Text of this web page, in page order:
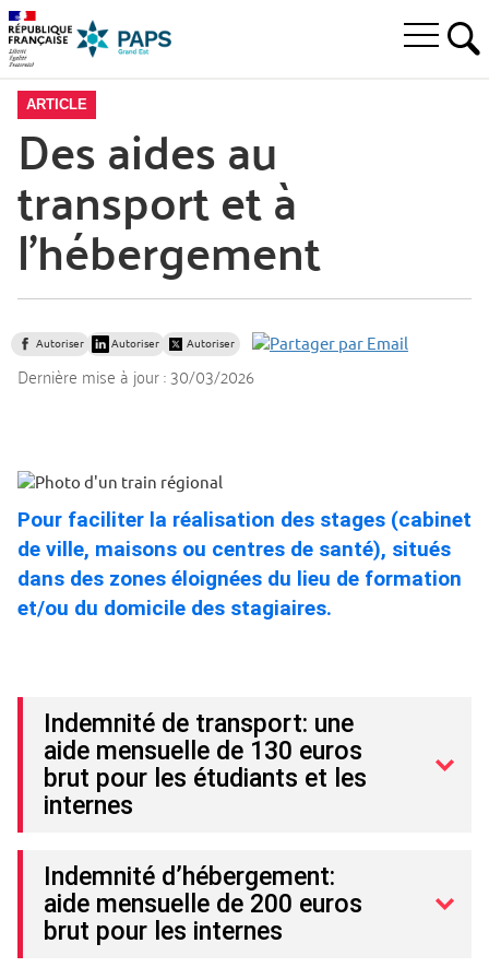
Aller
la
Aller
au
menu
Aller
au
contenu
Ouvrir
ARTICLE
Des aides au
transport et à
l’hébergement
Autoriser Autoriser Autoriser
Dernière mise à jour :30/03/2026
Pour faciliter la réalisation des stages (cabinet
de ville, maisons ou centres de santé), situés
dans des zones éloignées du lieu de formation
et/ou du domicile des stagiaires.
Indemnité de transport: une
aide mensuelle de 130 euros
brut pour les étudiants et les
internes
Indemnité d’hébergement:
aide mensuelle de 200 euros
brut pour les internes